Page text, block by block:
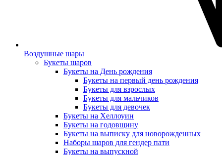
Воздушные шары
Букеты шаров
Букеты на День рождения
Букеты на первый день рождения
Букеты для взрослых
Букеты для мальчиков
Букеты для девочек
Букеты на Хеллоуин
Букеты на годовщину
Букеты на выписку для новорожденных
Наборы шаров для гендер пати
Букеты на выпускной